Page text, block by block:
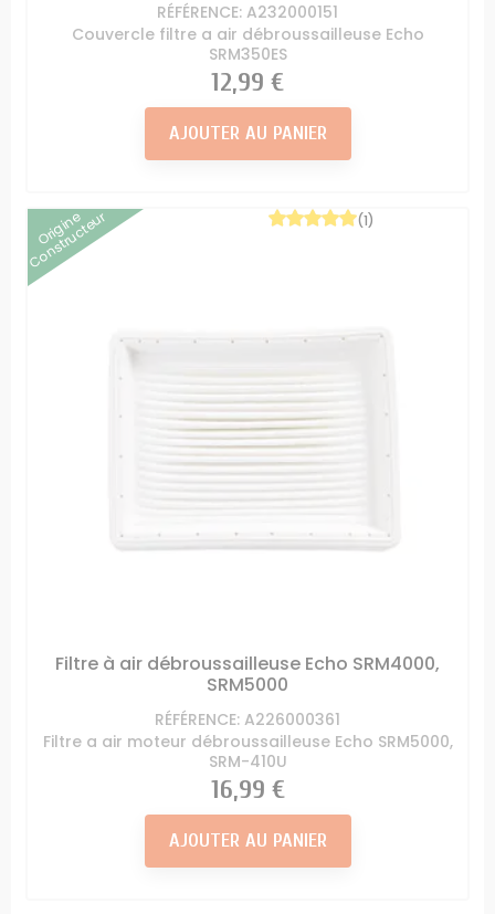
RÉFÉRENCE: A232000151
Couvercle filtre a air débroussailleuse Echo
SRM350ES
Prix
12,99 €
AJOUTER AU PANIER
Origine
Constructeur
Filtre à air débroussailleuse Echo SRM4000,
SRM5000
RÉFÉRENCE: A226000361
Filtre a air moteur débroussailleuse Echo SRM5000,
SRM-410U
(1)
Prix
16,99 €
AJOUTER AU PANIER